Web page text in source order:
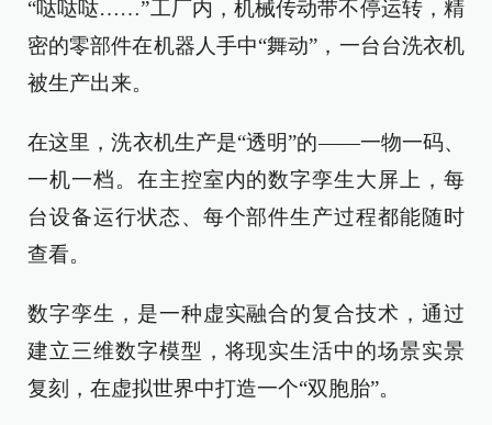
“哒哒哒……”工厂内，机械传动带不停运转，精
密的零部件在机器人手中“舞动”，一台台洗衣机
被生产出来。
在这里，洗衣机生产是“透明”的——一物一码、
一机一档。在主控室内的数字孪生大屏上，每
台设备运行状态、每个部件生产过程都能随时
查看。
数字孪生，是一种虚实融合的复合技术，通过
建立三维数字模型，将现实生活中的场景实景
复刻，在虚拟世界中打造一个“双胞胎”。